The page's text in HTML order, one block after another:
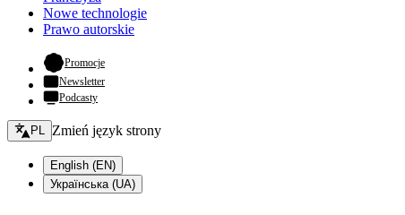
Nowe technologie
Prawo autorskie
Promocje- otwiera się w nowej karcie
Newsletter
Podcasty
Zmień język - bieżący:
PL Zmień język strony
English (EN)
Українська (UA)